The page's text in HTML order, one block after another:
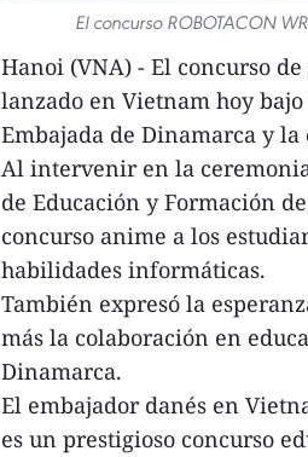
El concurso ROBOTACON
Hanoi (VNA) - El concurso
lanzado en Vietnam hoy
Embajada de Dinamarca y
Al intervenir en la
de Educación y Formación
concurso anime a los
habilidades informáticas.
También expresó la
más la colaboración en
Dinamarca.
El embajador danés en
es un prestigioso concurso